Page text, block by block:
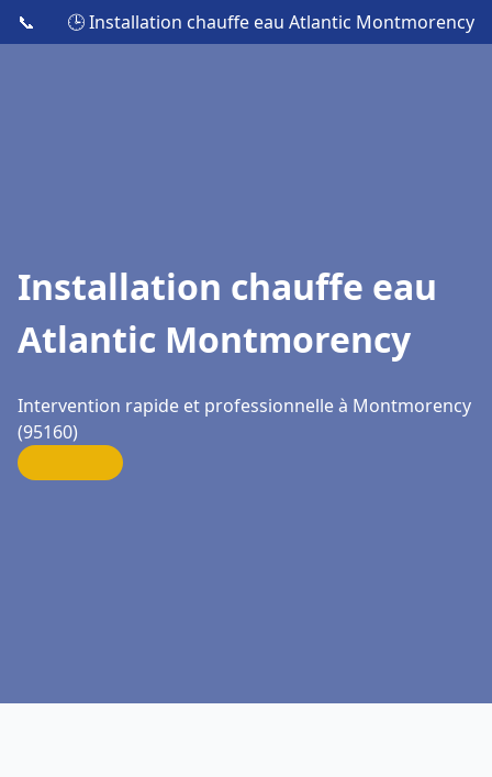
📞 🕒 Installation chauffe eau Atlantic Montmorency
Installation chauffe eau
Atlantic Montmorency
Intervention rapide et professionnelle à Montmorency
(95160)